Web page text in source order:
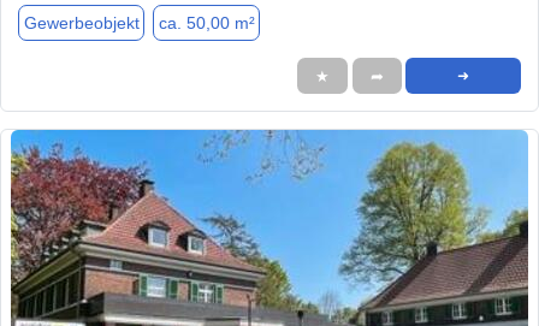
Gewerbeobjekt ca. 50,00 m²
★ ➦ ➜